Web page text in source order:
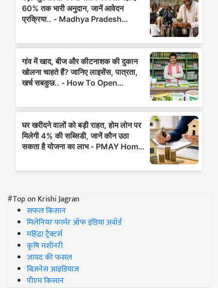
#Top on Krishi Jagran
सफल किसान
मिलेनियर फार्मर ऑफ इंडिया अवॉर्ड
महिंद्रा ट्रैक्टर्स
कृषि मशीनरी
जायद की फसल
बिज़नेस आइडियाज
पीएम किसान